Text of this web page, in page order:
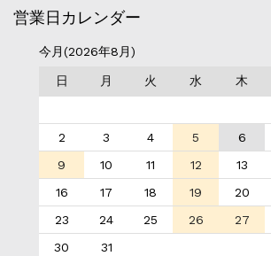
営業日カレンダー
今月(2026年8月)
日 月 火 水 木
2
3 4 5 6
9
10 11 12 13
16
17 18 19 20
23
24 25 26 27
30
31